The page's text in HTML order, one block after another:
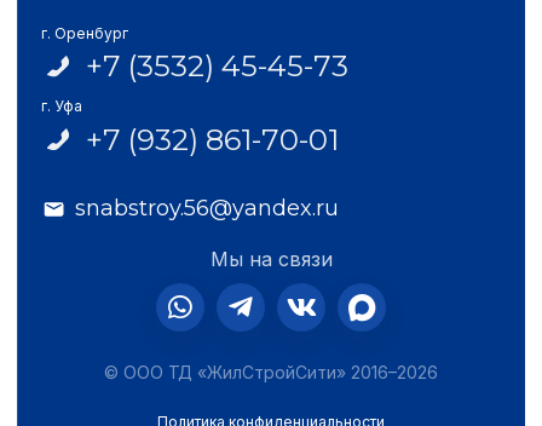
г. Оренбург
+7 (3532) 45-45-73
г. Уфа
+7 (932) 861-70-01
snabstroy.56@yandex.ru
Мы на связи
© ООО ТД «ЖилСтройСити» 2016–2026
Политика конфиденциальности